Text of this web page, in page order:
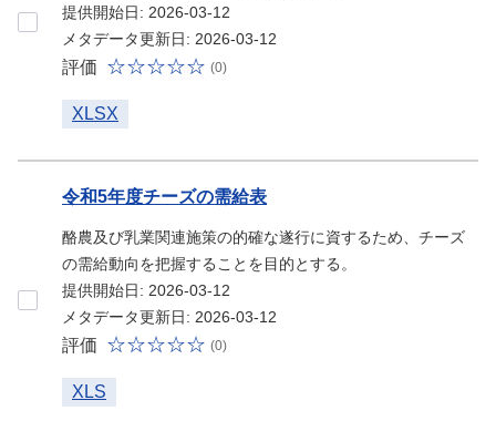
提供開始日: 2026-03-12
メタデータ更新日: 2026-03-12
評価 (0)
XLSX
令和5年度チーズの需給表
酪農及び乳業関連施策の的確な遂行に資するため、チーズ
の需給動向を把握することを目的とする。
提供開始日: 2026-03-12
メタデータ更新日: 2026-03-12
評価 (0)
XLS